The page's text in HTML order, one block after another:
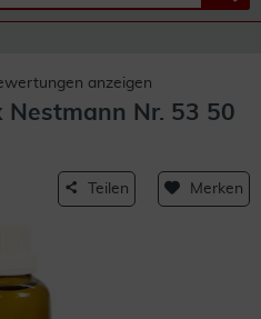
anzeigen
Nestmann Nr. 53 50
Teilen Merken